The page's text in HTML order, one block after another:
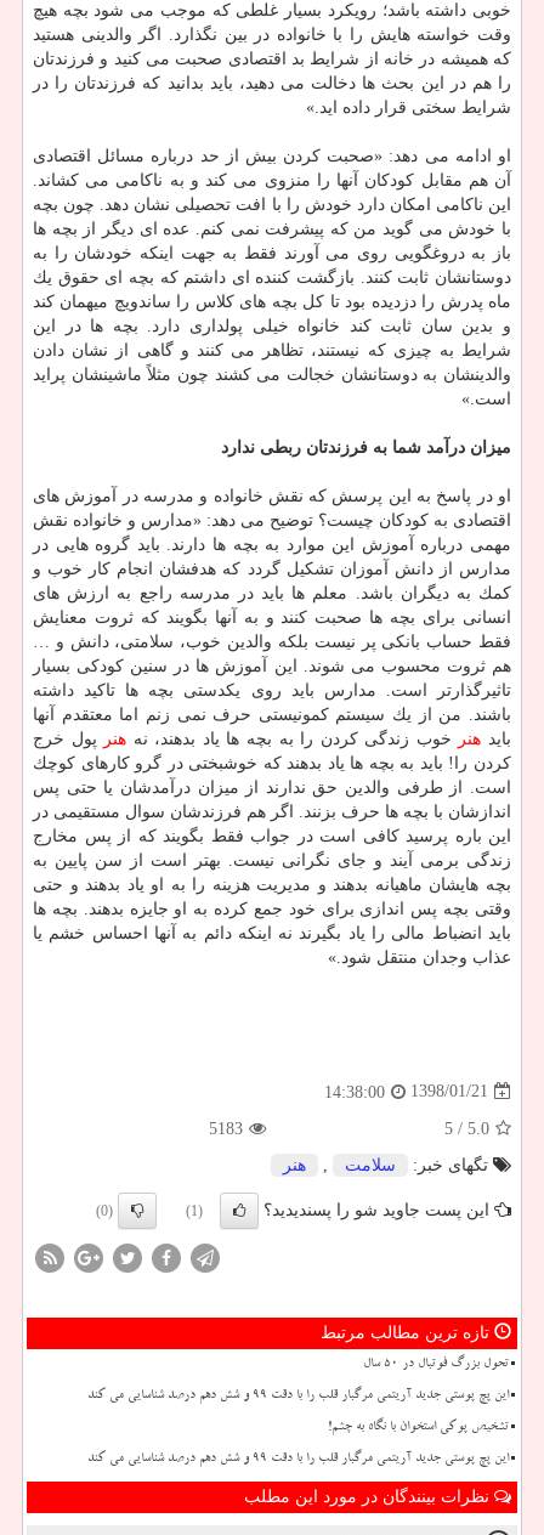
خوبی داشته باشد؛ رویكرد بسیار غلطی كه موجب می شود بچه هیچ
وقت خواسته هایش را با خانواده در بین نگذارد. اگر والدینی هستید
كه همیشه در خانه از شرایط بد اقتصادی صحبت می كنید و فرزندتان
را هم در این بحث ها دخالت می دهید، باید بدانید كه فرزندتان را در
شرایط سختی قرار داده اید.»
او ادامه می دهد: «صحبت كردن بیش از حد درباره مسائل اقتصادی
آن هم مقابل كودكان آنها را منزوی می كند و به ناكامی می كشاند.
این ناكامی امكان دارد خودش را با افت تحصیلی نشان دهد. چون بچه
با خودش می گوید من كه پیشرفت نمی كنم. عده ای دیگر از بچه ها
باز به دروغگویی روی می آورند فقط به جهت اینكه خودشان را به
دوستانشان ثابت كنند. بازگشت كننده ای داشتم كه بچه ای حقوق یك
ماه پدرش را دزدیده بود تا كل بچه های كلاس را ساندویچ میهمان كند
و بدین سان ثابت كند خانواه خیلی پولداری دارد. بچه ها در این
شرایط به چیزی كه نیستند، تظاهر می كنند و گاهی از نشان دادن
والدینشان به دوستانشان خجالت می كشند چون مثلاً ماشینشان پراید
است.»
میزان درآمد شما به فرزندتان ربطی ندارد
او در پاسخ به این پرسش كه نقش خانواده و مدرسه در آموزش های
اقتصادی به كودكان چیست؟ توضیح می دهد: «مدارس و خانواده نقش
مهمی درباره آموزش این موارد به بچه ها دارند. باید گروه هایی در
مدارس از دانش آموزان تشكیل گردد كه هدفشان انجام كار خوب و
كمك به دیگران باشد. معلم ها باید در مدرسه راجع به ارزش های
انسانی برای بچه ها صحبت كنند و به آنها بگویند كه ثروت معنایش
فقط حساب بانكی پر نیست بلكه والدین خوب، سلامتی، دانش و …
هم ثروت محسوب می شوند. این آموزش ها در سنین كودكی بسیار
تاثیرگذارتر است. مدارس باید روی یكدستی بچه ها تاكید داشته
باشند. من از یك سیستم كمونیستی حرف نمی زنم اما معتقدم آنها
باید هنر خوب زندگی كردن را به بچه ها یاد بدهند، نه هنر
پول خرج
كردن را! باید به بچه ها یاد بدهند كه خوشبختی در گرو كارهای كوچك
است. از طرفی والدین حق ندارند از میزان درآمدشان یا حتی پس
اندازشان با بچه ها حرف بزنند. اگر هم فرزندشان سوال مستقیمی در
این باره پرسید كافی است در جواب فقط بگویند كه از پس مخارج
زندگی برمی آیند و جای نگرانی نیست. بهتر است از سن پایین به
بچه هایشان ماهیانه بدهند و مدیریت هزینه را به او یاد بدهند و حتی
وقتی بچه پس اندازی برای خود جمع كرده به او جایزه بدهند. بچه ها
باید انضباط مالی را یاد بگیرند نه اینكه دائم به آنها احساس خشم یا
عذاب وجدان منتقل شود.»
1398/01/21
14:38:00
5.0
/ 5
5183
تگهای خبر:
سلامت , هنر
این پست جاوید شو را پسندیدید؟ (1)
(0)
تازه ترین مطالب مرتبط
تحول بزرگ فوتبال در ۵۰ سال
این پچ پوستی جدید آریتمی مرگبار قلب را با دقت ۹۹ و شش دهم درصد شناسایی می کند
تشخیص پوکی استخوان با نگاه به چشم!
این پچ پوستی جدید آریتمی مرگبار قلب را با دقت ۹۹ و شش دهم درصد شناسایی می کند
نظرات بینندگان در مورد این مطلب